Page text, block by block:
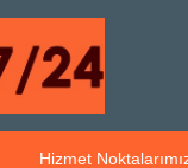
Hizmet